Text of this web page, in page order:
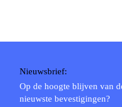
Nieuwsbrief:
Op de hoogte blijven van
nieuwste bevestigingen?